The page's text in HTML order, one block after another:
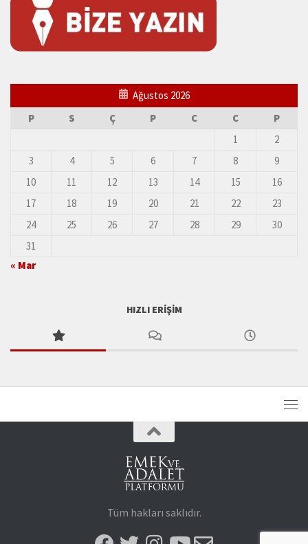
Ağustos 2026
P
S Ç P C C
P
1
2
3
4 5 6 7 8
9
10
11 12 13 14 15
16
17
18 19 20 21 22
23
24
25 26 27 28 29
30
31
« Mar
HIZLI ERIŞIM
Tüm hakları saklıdır.